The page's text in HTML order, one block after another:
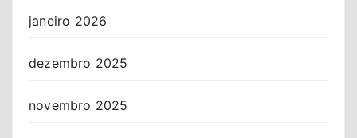
janeiro 2026
dezembro 2025
novembro 2025